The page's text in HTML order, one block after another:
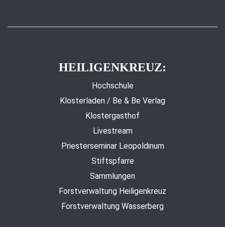
HEILIGENKREUZ:
Hochschule
Klosterladen / Be & Be Verlag
Klostergasthof
Livestream
Priesterseminar Leopoldinum
Stiftspfarre
Sammlungen
Forstverwaltung Heiligenkreuz
Forstverwaltung Wasserberg